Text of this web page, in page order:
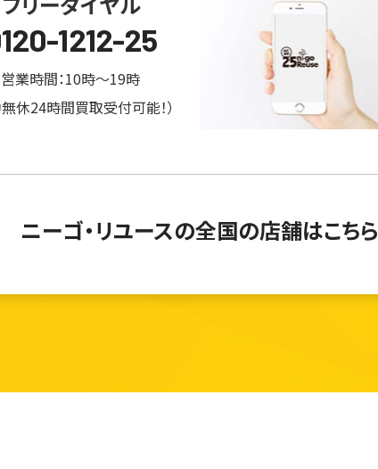
1212-25
営業時間：10時～19時
休24時間買取受付可能！）
ニーゴ・リユースの全国の店舗はこちら